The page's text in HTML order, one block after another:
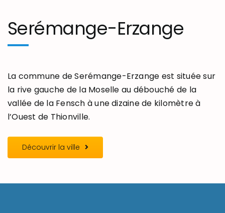
Serémange-Erzange
La commune de Serémange-Erzange est située sur
la rive gauche de la Moselle au débouché de la
vallée de la Fensch à une dizaine de kilomètre à
l’Ouest de Thionville.
Découvrir la ville